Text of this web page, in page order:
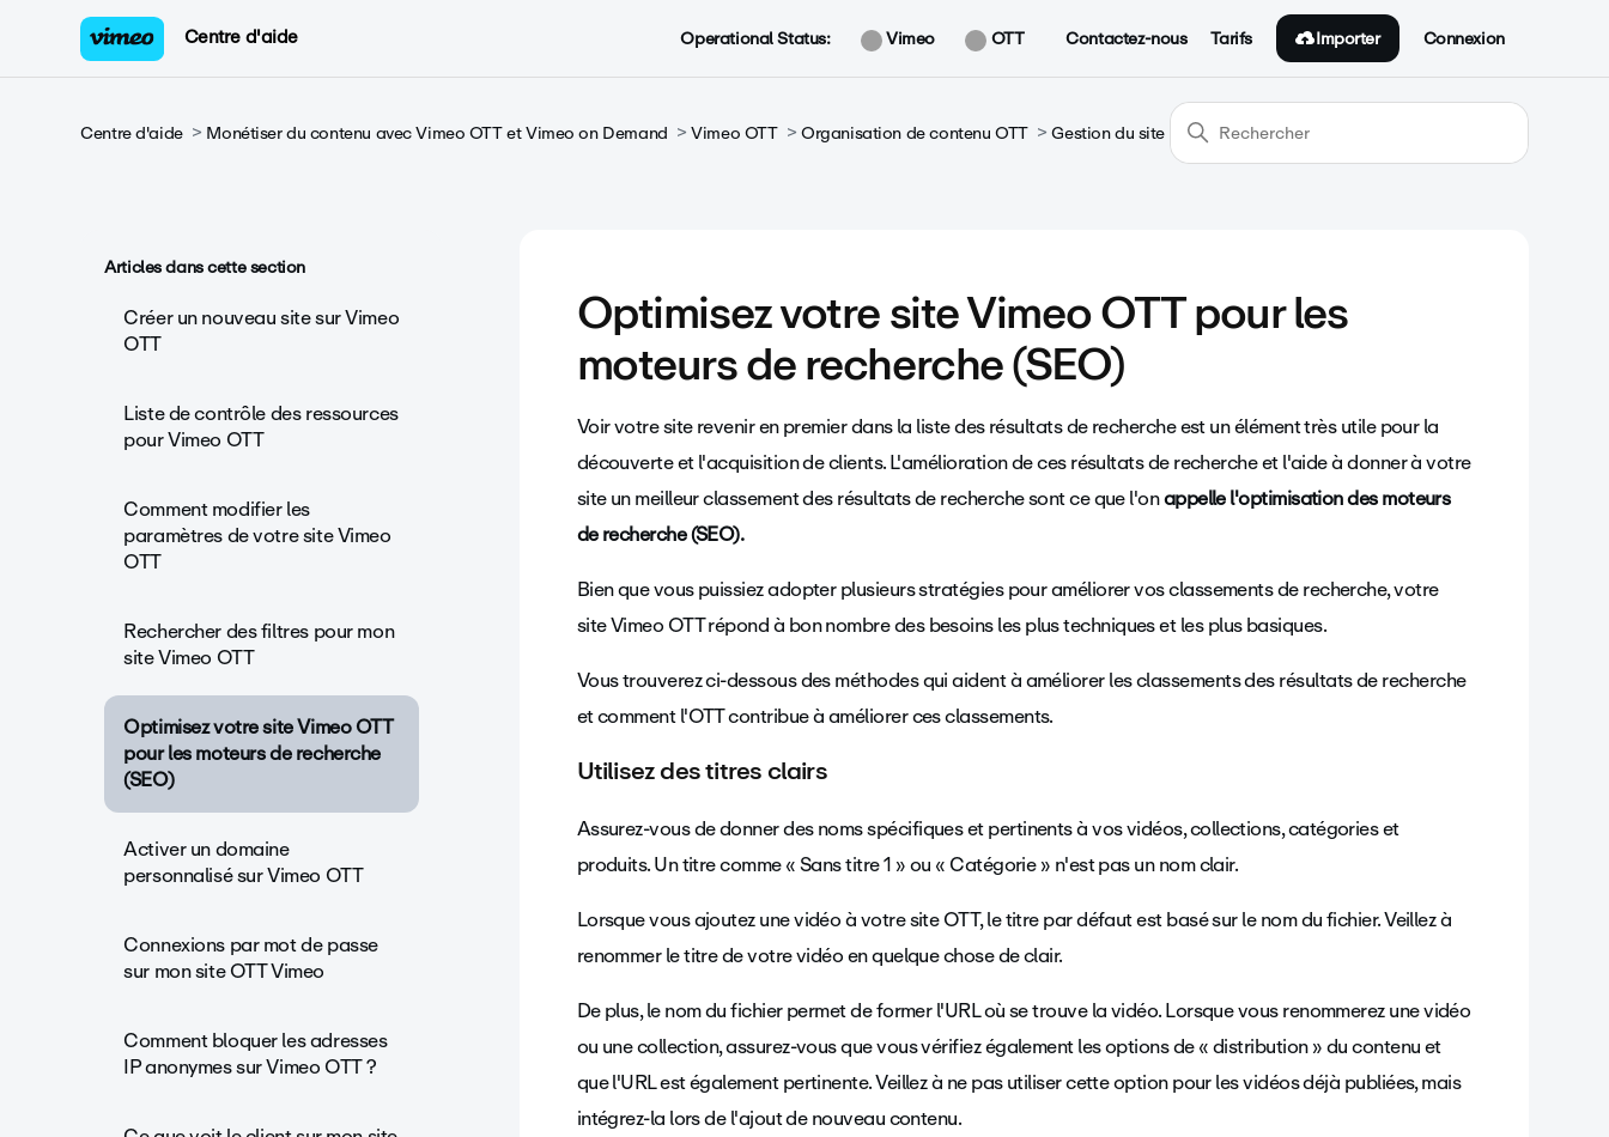
Centre d'aide Operational Status: Vimeo OTT Contactez-nous Tarifs Importer Connexion
Centre d'aide Monétiser du contenu avec Vimeo OTT et Vimeo on Demand Vimeo OTT Organisation de contenu OTT Gestion du site
Articles dans cette section
Créer un nouveau site sur Vimeo
OTT
Liste de contrôle des ressources
pour Vimeo OTT
Comment modifier les
paramètres de votre site Vimeo
OTT
Rechercher des filtres pour mon
site Vimeo OTT
Optimisez votre site Vimeo OTT
pour les moteurs de recherche
(SEO)
Activer un domaine
personnalisé sur Vimeo OTT
Connexions par mot de passe
sur mon site OTT Vimeo
Comment bloquer les adresses
IP anonymes sur Vimeo OTT ?
Optimisez votre site Vimeo OTT pour les
moteurs de recherche (SEO)
Voir votre site revenir en premier dans la liste des résultats de recherche est un élément très utile pour la
découverte et l'acquisition de clients. L'amélioration de ces résultats de recherche et l'aide à donner à votre
site un meilleur classement des résultats de recherche sont ce que l'onappelle l'optimisation des moteurs
de recherche (SEO).
Bien que vous puissiez adopter plusieurs stratégies pour améliorer vos classements de recherche, votre
site Vimeo OTT répond à bon nombre des besoins les plus techniques et les plus basiques.
Vous trouverez ci-dessous des méthodes qui aident à améliorer les classements des résultats de recherche
et comment l'OTT contribue à améliorer ces classements.
Utilisez des titres clairs
Assurez-vous de donner des noms spécifiques et pertinents à vos vidéos, collections, catégories et
produits. Un titre comme « Sans titre 1 » ou « Catégorie » n'est pas un nom clair.
Lorsque vous ajoutez une vidéo à votre site OTT, le titre par défaut est basé sur le nom du fichier. Veillez à
renommer le titre de votre vidéo en quelque chose de clair.
De plus, le nom du fichier permet de former l'URL où se trouve la vidéo. Lorsque vous renommerez une vidéo
ou une collection, assurez-vous que vous vérifiez également les options de « distribution » du contenu et
que l'URL est également pertinente. Veillez à ne pas utiliser cette option pour les vidéos déjà publiées, mais
intégrez-la lors de l'ajout de nouveau contenu.